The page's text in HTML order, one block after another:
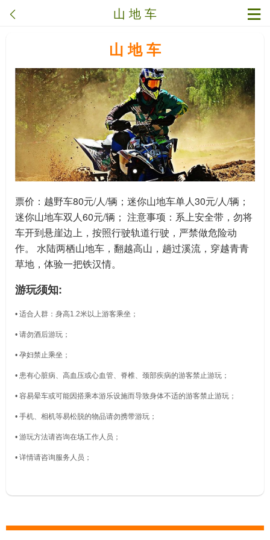
山 地 车
山 地 车
票价：越野车80元/人/辆；迷你山地车单人30元/人/辆；
迷你山地车双人60元/辆； 注意事项：系上安全带，勿将
车开到悬崖边上，按照行驶轨道行驶，严禁做危险动
作。 水陆两栖山地车，翻越高山，趟过溪流，穿越青青
草地，体验一把铁汉情。
游玩须知:
• 适合人群：身高1.2米以上游客乘坐；
• 请勿酒后游玩；
• 孕妇禁止乘坐；
• 患有心脏病、高血压或心血管、脊椎、颈部疾病的游客禁止游玩；
• 容易晕车或可能因搭乘本游乐设施而导致身体不适的游客禁止游玩；
• 手机、相机等易松脱的物品请勿携带游玩；
• 游玩方法请咨询在场工作人员；
• 详情请咨询服务人员；